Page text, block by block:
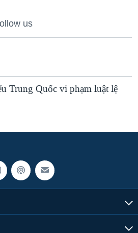
us
Trung Quốc vi phạm luật lệ